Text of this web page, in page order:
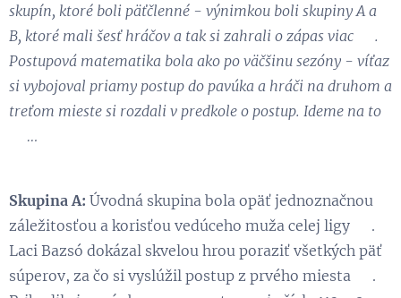
skupín, ktoré boli päťčlenné - výnimkou boli skupiny A a
B, ktoré mali šesť hráčov a tak si zahrali o zápas viac 😉.
Postupová matematika bola ako po väčšinu sezóny - víťaz
si vybojoval priamy postup do pavúka a hráči na druhom a
treťom mieste si rozdali v predkole o postup. Ideme na to
😉…
Skupina A: Úvodná skupina bola opäť jednoznačnou
záležitosťou a korisťou vedúceho muža celej ligy 😉.
Laci Bazsó dokázal skvelou hrou poraziť všetkých päť
súperov, za čo si vyslúžil postup z prvého miesta 👏.